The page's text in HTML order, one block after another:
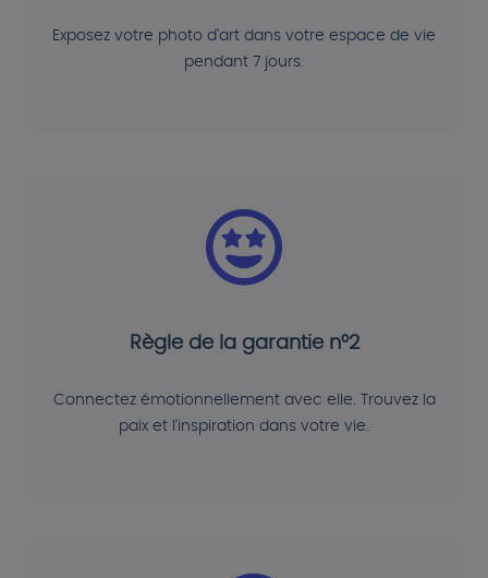
Exposez votre photo d'art dans votre espace de vie
pendant 7 jours.
Règle de la garantie n°2
Connectez émotionnellement avec elle. Trouvez la
paix et l'inspiration dans votre vie.